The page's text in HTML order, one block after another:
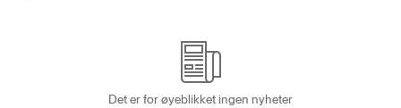
Det er for øyeblikket ingen nyheter